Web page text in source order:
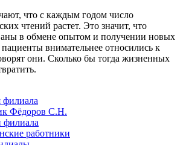
что с каждым годом число
чтений растет. Это значит, что
в обмене опытом и получении новых
внимательнее относились к
они. Сколько бы тогда жизненных
филиала
Фёдоров С.Н.
филиала
работники